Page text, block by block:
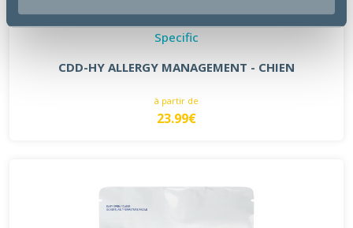
Specific
CDD-HY ALLERGY MANAGEMENT - CHIEN
à partir de
23.99€